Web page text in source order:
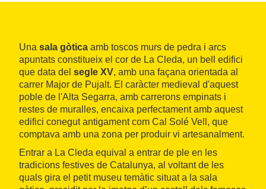
Una sala gòtica amb toscos murs de pedra i arcs
apuntats constitueix el cor de La Cleda, un bell edifici
que data del segle XV, amb una façana orientada al
carrer Major de Pujalt. El caràcter medieval d'aquest
poble de l'Alta Segarra, amb carrerons empinats i
restes de muralles, encaixa perfectament amb aquest
edifici conegut antigament com Cal Solé Vell, que
comptava amb una zona per produir vi artesanalment.
Entrar a La Cleda equival a entrar de ple en les
tradicions festives de Catalunya, al voltant de les
quals gira el petit museu temàtic situat a la sala